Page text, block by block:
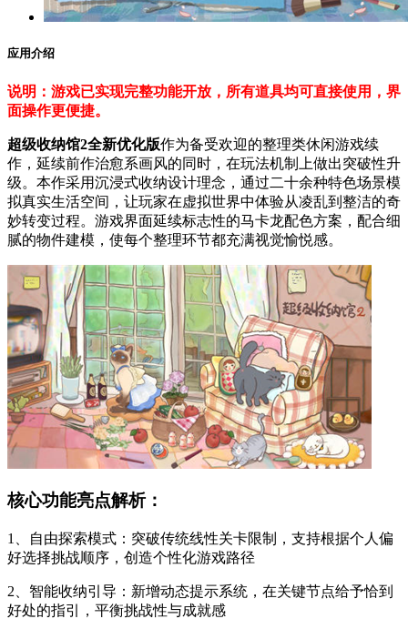
应用介绍
说明：游戏已实现完整功能开放，所有道具均可直接使用，界
面操作更便捷。
超级收纳馆2全新优化版作为备受欢迎的整理类休闲游戏续
作，延续前作治愈系画风的同时，在玩法机制上做出突破性升
级。本作采用沉浸式收纳设计理念，通过二十余种特色场景模
拟真实生活空间，让玩家在虚拟世界中体验从凌乱到整洁的奇
妙转变过程。游戏界面延续标志性的马卡龙配色方案，配合细
腻的物件建模，使每个整理环节都充满视觉愉悦感。
核心功能亮点解析：
1、自由探索模式：突破传统线性关卡限制，支持根据个人偏
好选择挑战顺序，创造个性化游戏路径
2、智能收纳引导：新增动态提示系统，在关键节点给予恰到
好处的指引，平衡挑战性与成就感